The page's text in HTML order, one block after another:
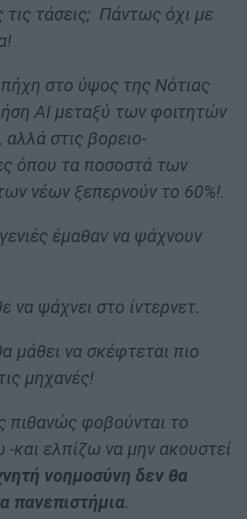
τις τάσεις; Πάντως όχι με
στο ύψος της Νότιας
ΑΙ μεταξύ των φοιτητών
αλλά στις βορειο-
όπου τα ποσοστά των
νέων ξεπερνούν το 60%!.
έμαθαν να ψάχνουν
να ψάχνει στο ίντερνετ.
μάθει να σκέφτεται πιο
μηχανές!
πιθανώς φοβούνται το
ελπίζω να μην ακουστεί
νοημοσύνη δεν θα
πανεπιστήμια.